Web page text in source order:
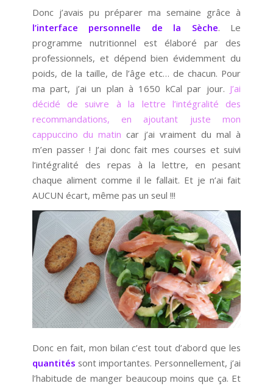
Donc j’avais pu préparer ma semaine grâce à
l’interface personnelle de la Sèche. Le
programme nutritionnel est élaboré par des
professionnels, et dépend bien évidemment du
poids, de la taille, de l’âge etc… de chacun. Pour
ma part, j’ai un plan à 1650 kCal par jour. J’ai
décidé de suivre à la lettre l’intégralité des
recommandations, en ajoutant juste mon
cappuccino du matin car j’ai vraiment du mal à
m’en passer ! J’ai donc fait mes courses et suivi
l’intégralité des repas à la lettre, en pesant
chaque aliment comme il le fallait. Et je n’ai fait
AUCUN écart, même pas un seul !!!
Donc en fait, mon bilan c’est tout d’abord que les
quantités sont importantes. Personnellement, j’ai
l’habitude de manger beaucoup moins que ça. Et